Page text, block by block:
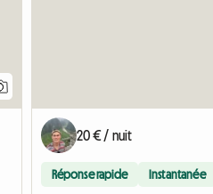
20 € / nuit
Réponse rapide Instantanée